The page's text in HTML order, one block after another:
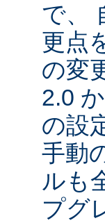
で、
更点
の変
2.0
の設
手動
ルも
プグ